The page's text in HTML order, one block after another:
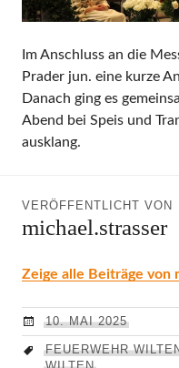
Im Anschluss an die
Prader jun. eine kurze
Danach ging es
Abend bei Speis und
ausklang.
VERÖFFENTLICHT VON
michael.strasser
Zeige alle Beiträge von
10. MAI 2025
FEUERWEHR